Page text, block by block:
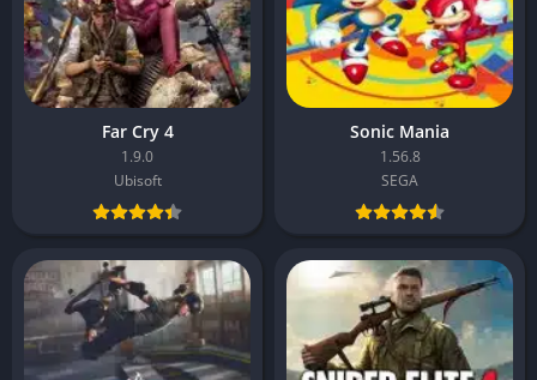
Far Cry 4
1.9.0
Ubisoft
Sonic Mania
1.56.8
SEGA